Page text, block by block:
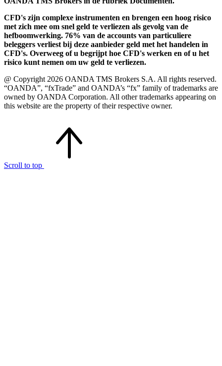
CFD's zijn complexe instrumenten en brengen een hoog risico
met zich mee om snel geld te verliezen als gevolg van de
hefboomwerking. 76% van de accounts van particuliere
beleggers verliest bij deze aanbieder geld met het handelen in
CFD's. Overweeg of u begrijpt hoe CFD's werken en of u het
risico kunt nemen om uw geld te verliezen.
@ Copyright 2026 OANDA TMS Brokers S.A. All rights reserved.
“OANDA”, “fxTrade” and OANDA’s “fx” family of trademarks are
owned by OANDA Corporation. All other trademarks appearing on
this website are the property of their respective owner.
Scroll to top